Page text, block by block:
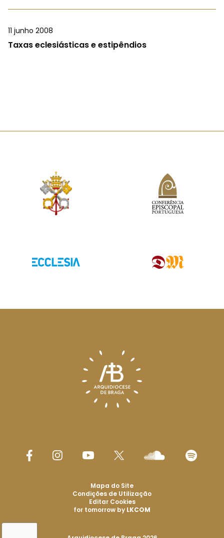
11 junho 2008
Taxas eclesiásticas e estipêndios
Mapa do Site
Condições de Utilização
Editar Cookies
for tomorrow by LKCOM